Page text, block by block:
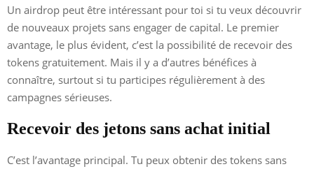
Un airdrop peut être intéressant pour toi si tu veux découvrir
de nouveaux projets sans engager de capital. Le premier
avantage, le plus évident, c’est la possibilité de recevoir des
tokens gratuitement. Mais il y a d’autres bénéfices à
connaître, surtout si tu participes régulièrement à des
campagnes sérieuses.
Recevoir des jetons sans achat initial
C’est l’avantage principal. Tu peux obtenir des tokens sans